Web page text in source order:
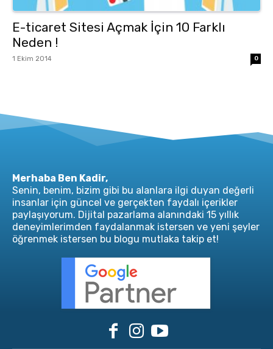
E-ticaret Sitesi Açmak İçin 10 Farklı
Neden !
1 Ekim 2014 0
Merhaba Ben Kadir,
Senin, benim, bizim gibi bu alanlara ilgi duyan değerli
insanlar için güncel ve gerçekten faydalı içerikler
paylaşıyorum. Dijital pazarlama alanındaki 15 yıllık
deneyimlerimden faydalanmak istersen ve yeni şeyler
öğrenmek istersen bu blogu mutlaka takip et!